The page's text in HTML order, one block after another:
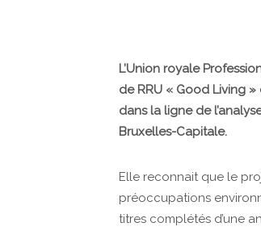
L’Union royale
de RRU « Good Living »
dans la ligne de
Bruxelles-Capitale.
Elle reconnait que le
préoccupations
titres complétés d’une